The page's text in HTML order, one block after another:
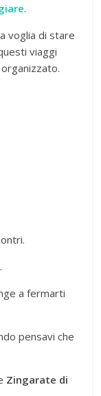
.
voglia di stare
viaggi
a fermarti
pensavi che
Zingarate di